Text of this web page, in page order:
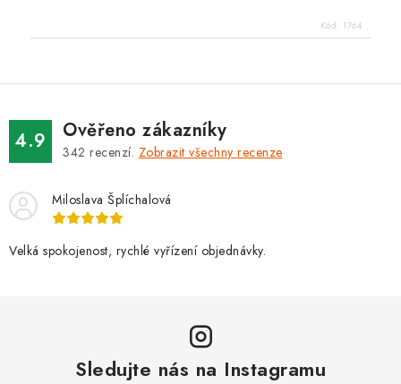
Kód: 1764
4.9 Ověřeno zákazníky
342 recenzí. Zobrazit všechny recenze
Miloslava Šplíchalová
Velká spokojenost, rychlé vyřízení objednávky.
Sledujte nás na Instagramu